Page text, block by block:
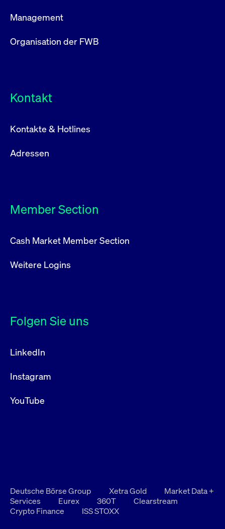
Management
Organisation der FWB
Kontakt
Kontakte & Hotlines
Adressen
Member Section
Cash Market Member Section
Weitere Logins
Folgen Sie uns
LinkedIn
Instagram
YouTube
Deutsche Börse Group Xetra Gold
Market Data +
Services
Eurex 360T
Clearstream
Crypto Finance
ISS STOXX